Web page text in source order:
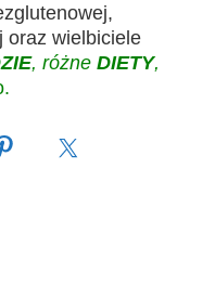
oraz wielbiciele
, różne DIETY,